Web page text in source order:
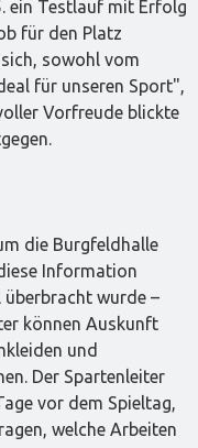
ein Testlauf mit Erfolg
für den Platz
sowohl vom
für unseren Sport",
Vorfreude blickte
die Burgfeldhalle
Information
wurde –
können Auskunft
und
Der Spartenleiter
vor dem Spieltag,
welche Arbeiten